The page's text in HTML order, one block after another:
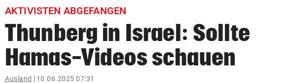
bookmark
search
Suchbegriff
eingeben
AKTIVISTEN ABGEFANGEN
Thunberg in Israel: Sollte
Hamas-Videos schauen
Ausland 10.06.2025 07:31